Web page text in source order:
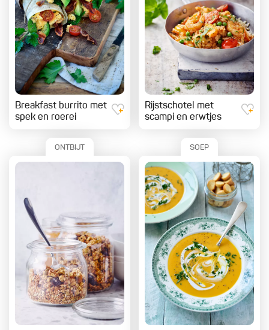
Breakfast burrito met
spek en roerei
Rijstschotel met
scampi en erwtjes
ONTBIJT SOEP